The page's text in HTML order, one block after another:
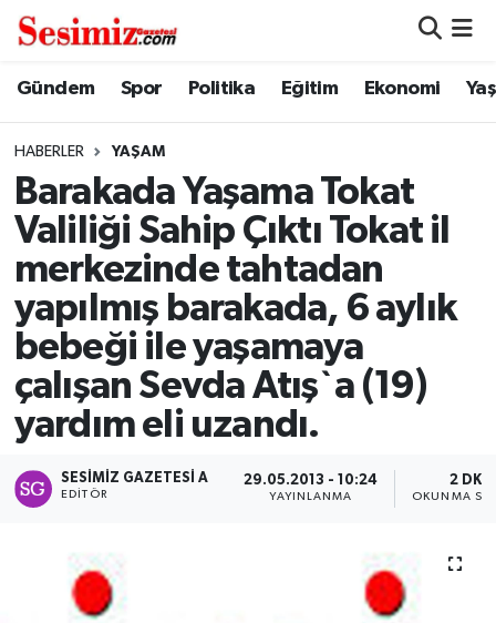
Gündem Spor Politika Eğitim Ekonomi
HABERLER YAŞAM
Barakada Yaşama Tokat
Valiliği Sahip Çıktı Tokat il
merkezinde tahtadan
yapılmış barakada, 6 aylık
bebeği ile yaşamaya
çalışan Sevda Atış`a (19)
yardım eli uzandı.
SESIMIZ GAZETESI A
EDITÖR
29.05.2013 - 10:24
YAYINLANMA
2 DK
OKUNMA
Dünya
Ekonomi
Genel
Gündem
Magazin
Politika
Sağlık
Teknoloji
Nöbetçi Eczaneler
Namaz Vakitleri
Trafik Durumu
Süper Lig Puan Durumu ve Fikstür
Tüm Manşetler
Son Dakika Haberleri
Haber Arşivi